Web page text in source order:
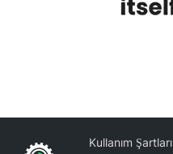
Kullanım Şartları